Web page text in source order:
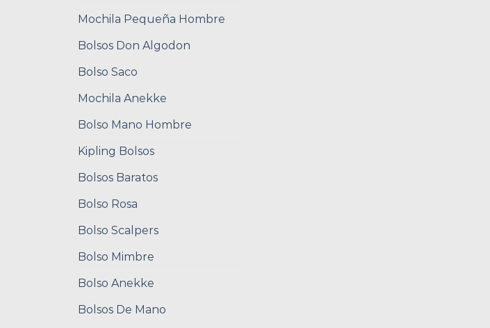
Mochila Pequeña Hombre
Bolsos Don Algodon
Bolso Saco
Mochila Anekke
Bolso Mano Hombre
Kipling Bolsos
Bolsos Baratos
Bolso Rosa
Bolso Scalpers
Bolso Mimbre
Bolso Anekke
Bolsos De Mano